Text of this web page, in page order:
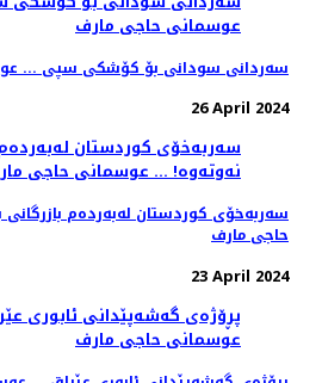
سەردانی سودانی بۆ کۆشکی سپی ...
26 April 2024
سەربەخۆی کوردستان لەبەردەم
حاجی مارف
23 April 2024